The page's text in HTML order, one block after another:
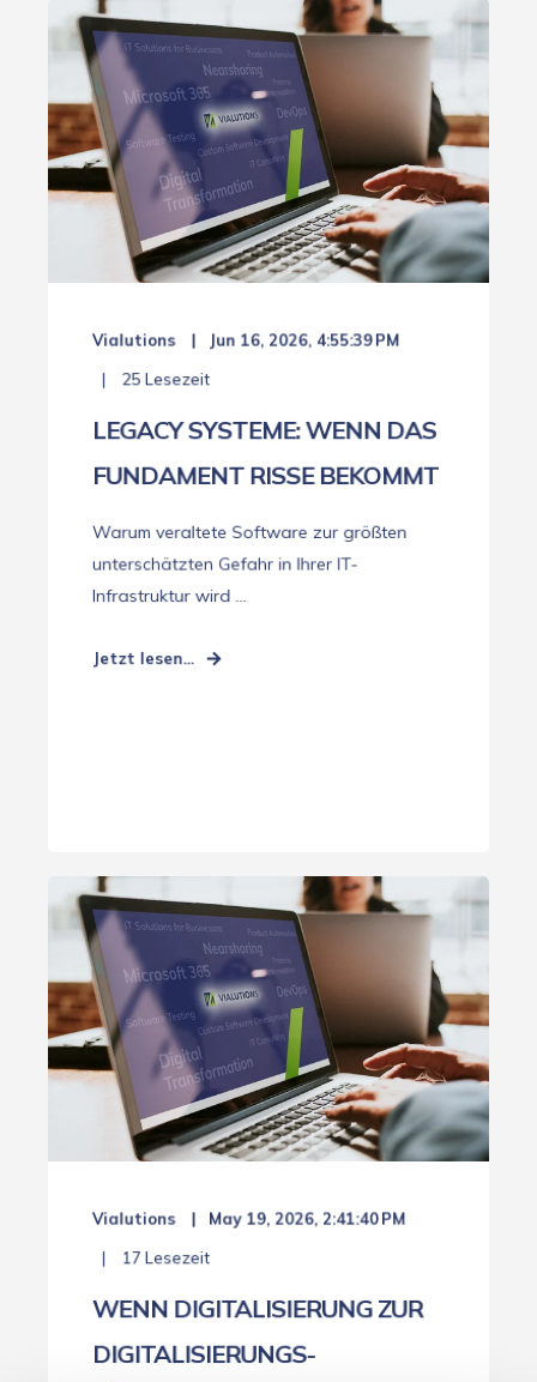
Vialutions Jun 16, 2026, 4:55:39 PM
25 Lesezeit
LEGACY SYSTEME: WENN DAS
FUNDAMENT RISSE BEKOMMT
Warum veraltete Software zur größten
unterschätzten Gefahr in Ihrer IT-
Infrastruktur wird ...
Jetzt lesen...
Vialutions May 19, 2026, 2:41:40 PM
17 Lesezeit
WENN DIGITALISIERUNG ZUR
DIGITALISIERUNGS-